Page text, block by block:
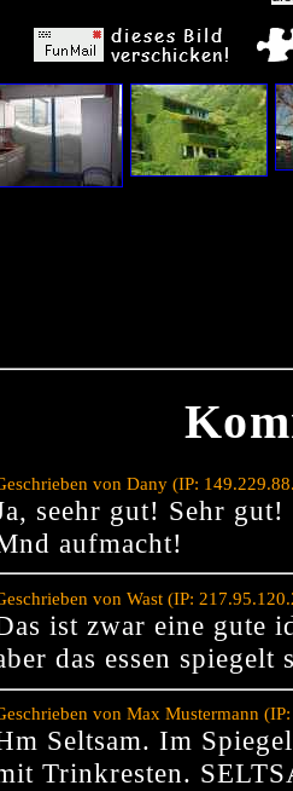
von Dany (IP:
seehr gut! Sehr
aufmacht!
von Wast (IP:
ist zwar eine gute
das essen
von Max Mustermann
Seltsam. Im
Trinkresten.